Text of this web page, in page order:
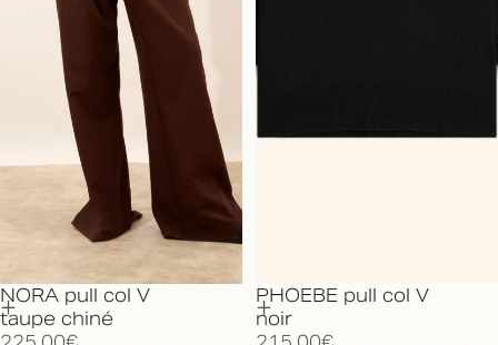
NORA pull col V
taupe chiné
PHOEBE pull col V
noir